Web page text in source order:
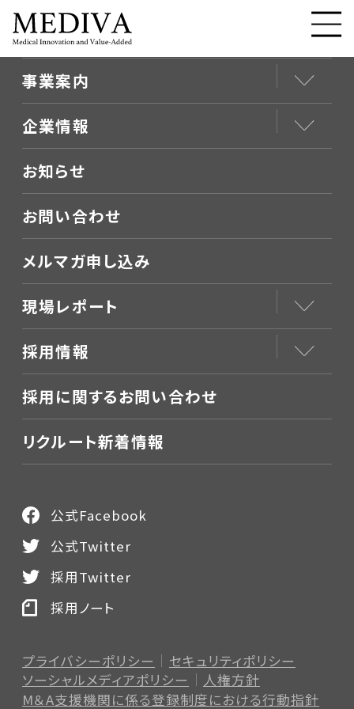
事業案内
企業情報
お知らせ
お問い合わせ
メルマガ申し込み
現場レポート
採用情報
採用に関するお問い合わせ
リクルート新着情報
プライバシーポリシー
セキュリティポリシー
ソーシャルメディアポリシー
人権方針
M＆A支援機関に係る登録制度における行動指針
公式Facebook
公式Twitter
採用Twitter
採用ノート